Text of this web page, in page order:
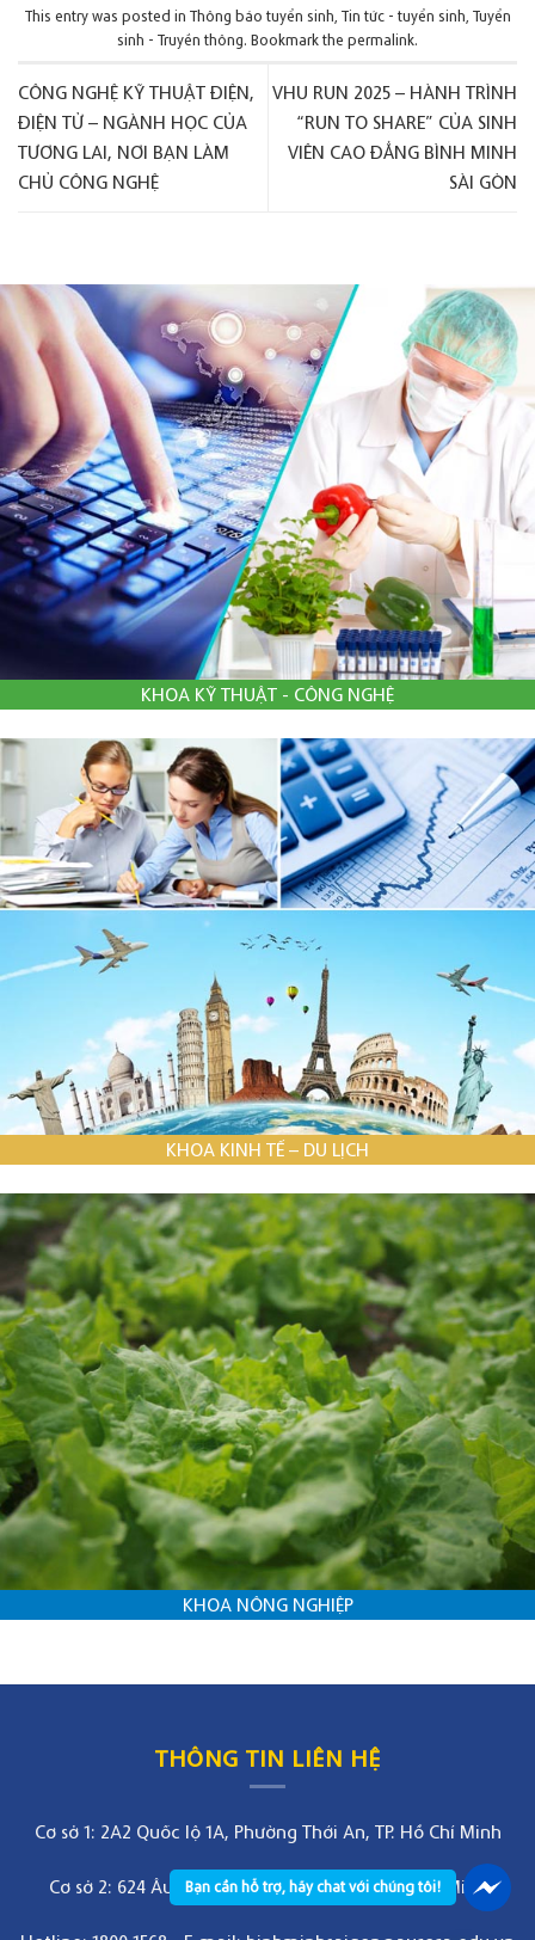
This entry was posted in Thông báo tuyển sinh, Tin tức - tuyển sinh, Tuyển
sinh - Truyền thông. Bookmark the permalink.
CÔNG NGHỆ KỸ THUẬT ĐIỆN,
ĐIỆN TỬ – NGÀNH HỌC CỦA
TƯƠNG LAI, NƠI BẠN LÀM
CHỦ CÔNG NGHỆ
VHU RUN 2025 – HÀNH TRÌNH
“RUN TO SHARE” CỦA SINH
VIÊN CAO ĐẲNG BÌNH MINH
SÀI GÒN
KHOA KỸ THUẬT - CÔNG NGHỆ
KHOA KINH TẾ – DU LỊCH
KHOA NÔNG NGHIỆP
THÔNG TIN LIÊN HỆ
Cơ sở 1: 2A2 Quốc lộ 1A, Phường Thới An, TP. Hồ Chí Minh
Cơ sở 2: 624 Âu Cơ, Phường Bảy Hiền, TP. Hồ Chí Minh
Bạn cần hỗ trợ, hãy chat với chúng tôi!